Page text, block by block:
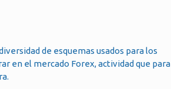
de esquemas usados para los
en el mercado Forex, actividad que para